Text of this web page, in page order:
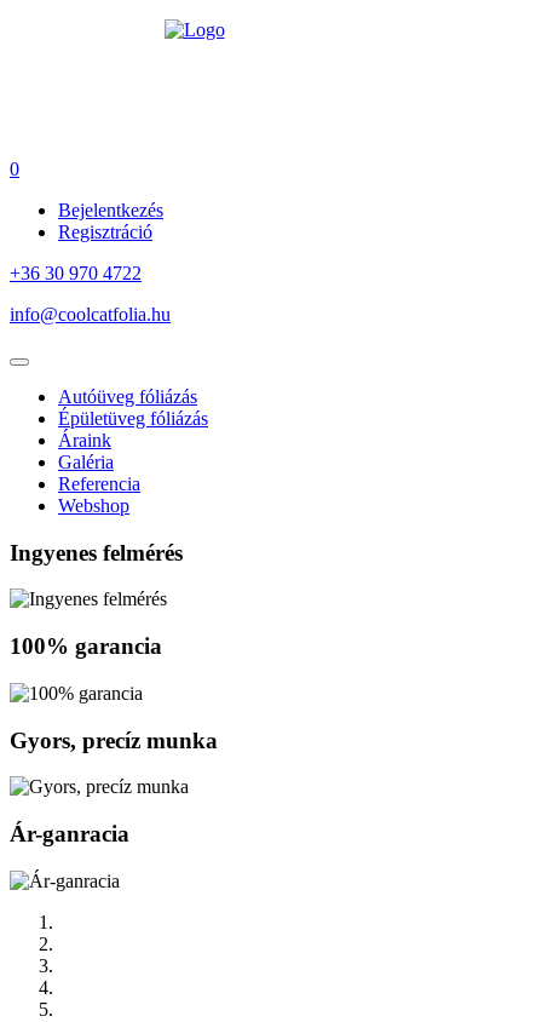
0
Bejelentkezés
Regisztráció
+36 30 970 4722
info@coolcatfolia.hu
Autóüveg fóliázás
Épületüveg fóliázás
Áraink
Galéria
Referencia
Webshop
Ingyenes felmérés
100% garancia
Gyors, precíz munka
Ár-ganracia